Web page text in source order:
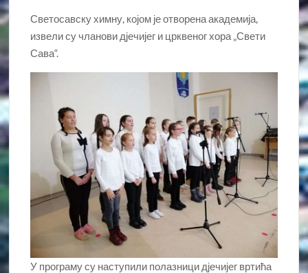
Светосавску химну, којом је отворена академија,
извели су чланови дјечијег и црквеног хора „Свети
Сава“.
У програму су наступили полазници дјечијег вртића